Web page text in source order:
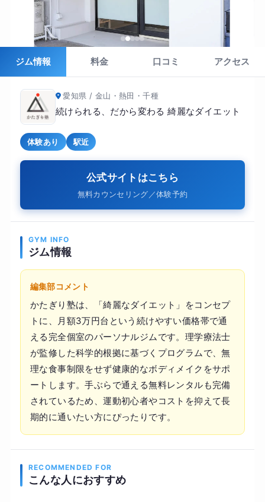
ジム情報 料金 口コミ アクセス
愛知県 / 金山・熱田・千種
続けられる、だから変わる 綺麗なダイエット
体験あり 駅近
公式サイトはこちら
無料カウンセリング／体験予約
GYM INFO
ジム情報
編集部コメント
かたぎり塾は、「綺麗なダイエット」をコンセプ
トに、月額3万円台という続けやすい価格帯で通
える完全個室のパーソナルジムです。理学療法士
が監修した科学的根拠に基づくプログラムで、無
理な食事制限をせず健康的なボディメイクをサポ
ートします。手ぶらで通える無料レンタルも完備
されているため、運動初心者やコストを抑えて長
期的に通いたい方にぴったりです。
RECOMMENDED FOR
こんな人におすすめ